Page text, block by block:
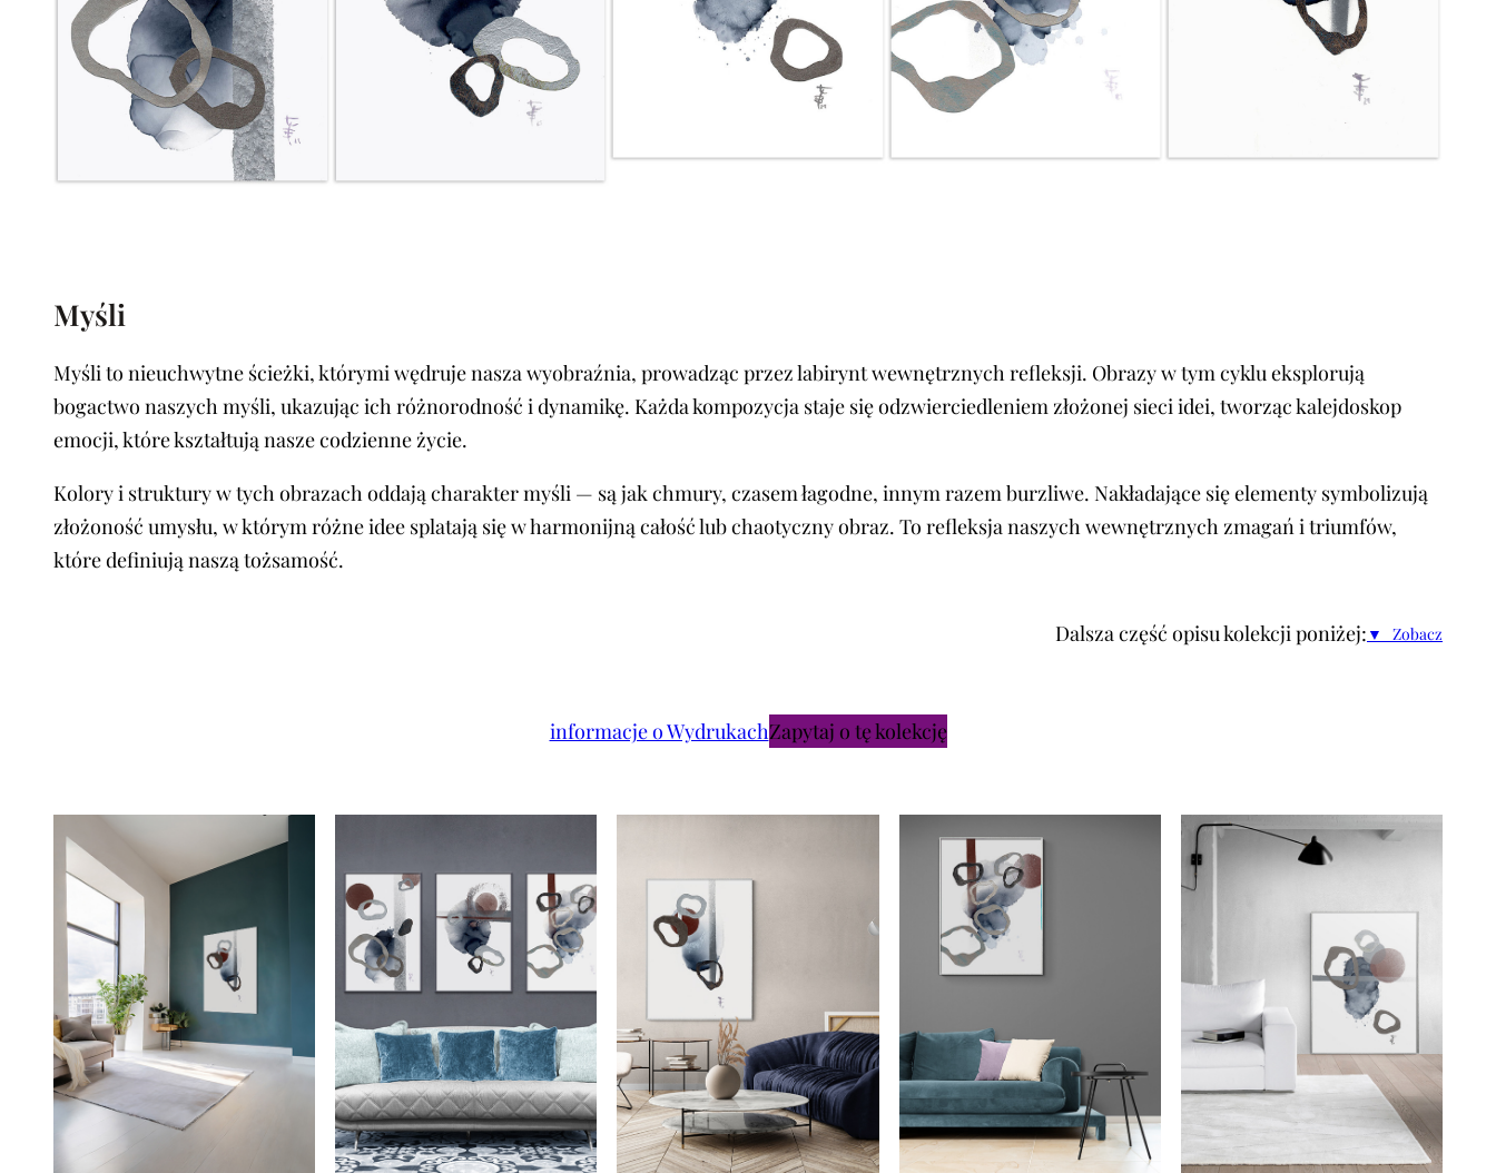
Myśli
Myśli to nieuchwytne ścieżki, którymi wędruje nasza wyobraźnia, prowadząc przez labirynt wewnętrznych refleksji. Obrazy w tym cyklu eksplorują
bogactwo naszych myśli, ukazując ich różnorodność i dynamikę. Każda kompozycja staje się odzwierciedleniem złożonej sieci idei, tworząc kalejdoskop
emocji, które kształtują nasze codzienne życie.
Kolory i struktury w tych obrazach oddają charakter myśli — są jak chmury, czasem łagodne, innym razem burzliwe. Nakładające się elementy symbolizują
złożoność umysłu, w którym różne idee splatają się w harmonijną całość lub chaotyczny obraz. To refleksja naszych wewnętrznych zmagań i triumfów,
które definiują naszą tożsamość.
Dalsza część opisu kolekcji poniżej: ▼ Zobacz
informacje o WydrukachZapytaj o tę kolekcję